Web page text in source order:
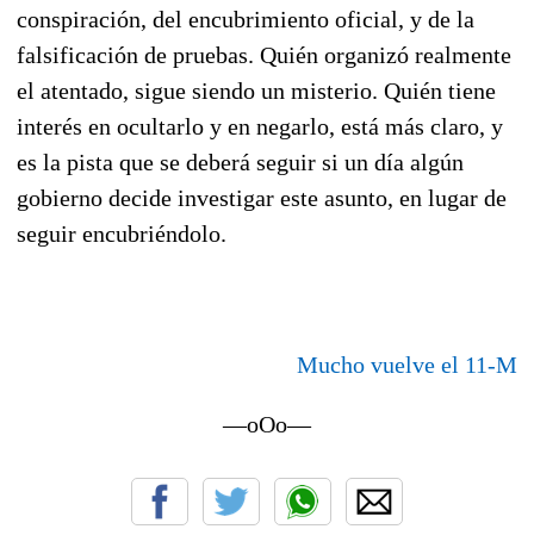
conspiración, del encubrimiento oficial, y de la
falsificación de pruebas. Quién organizó realmente
el atentado, sigue siendo un misterio. Quién tiene
interés en ocultarlo y en negarlo, está más claro, y
es la pista que se deberá seguir si un día algún
gobierno decide investigar este asunto, en lugar de
seguir encubriéndolo.
Mucho vuelve el 11-M
—oOo—